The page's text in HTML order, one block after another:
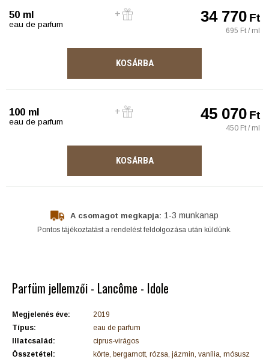
50 ml
eau de parfum 34 770Ft
695 Ft / ml
KOSÁRBA
100 ml
eau de parfum 45 070Ft
450 Ft / ml
KOSÁRBA
A csomagot megkapja: 1-3 munkanap
Pontos tájékoztatást a rendelést feldolgozása után küldünk.
Parfüm jellemzői - Lancôme - Idole
Megjelenés éve:
2019
Típus:
eau de parfum
Illatcsalád:
ciprus-virágos
Összetétel:
körte, bergamott, rózsa, jázmin, vanília, mósusz